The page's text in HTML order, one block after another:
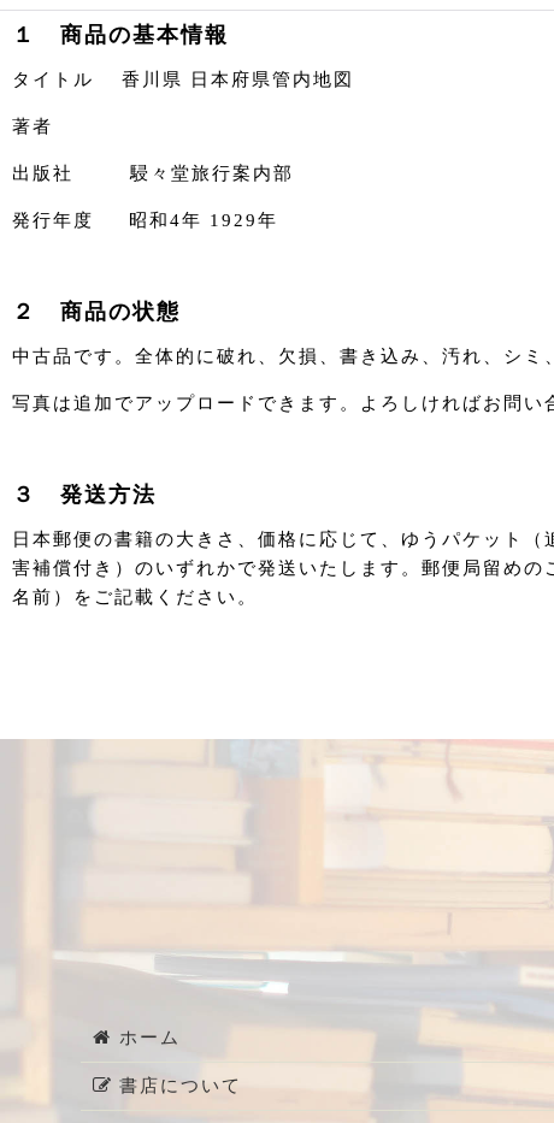
１ 商品の基本情報
タイトル 香川県 日本府県管内地図
著者
出版社 駸々堂旅行案内部
発行年度 昭和4年 1929年
２ 商品の状態
中古品です。全体的に破れ、欠損、書き込み、汚れ、シミ
写真は追加でアップロードできます。よろしければお問い
３ 発送方法
日本郵便の書籍の大きさ、価格に応じて、ゆうパケット
害補償付き）のいずれかで発送いたします。郵便局留め
名前）をご記載ください。
ホーム
書店について